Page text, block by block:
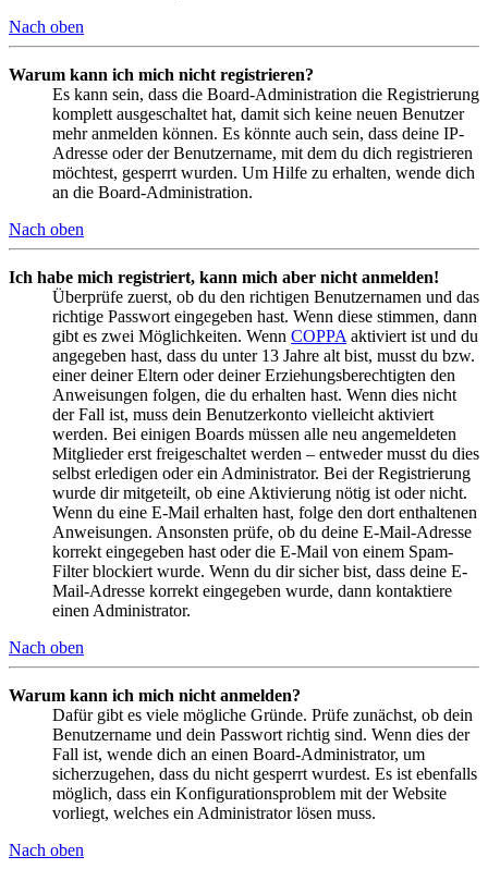
Nach oben
Warum kann ich mich nicht registrieren?
Es kann sein, dass die Board-Administration die Registrierung
komplett ausgeschaltet hat, damit sich keine neuen Benutzer
mehr anmelden können. Es könnte auch sein, dass deine IP-
Adresse oder der Benutzername, mit dem du dich registrieren
möchtest, gesperrt wurden. Um Hilfe zu erhalten, wende dich
an die Board-Administration.
Nach oben
Ich habe mich registriert, kann mich aber nicht anmelden!
Überprüfe zuerst, ob du den richtigen Benutzernamen und das
richtige Passwort eingegeben hast. Wenn diese stimmen, dann
gibt es zwei Möglichkeiten. Wenn COPPA aktiviert ist und du
angegeben hast, dass du unter 13 Jahre alt bist, musst du bzw.
einer deiner Eltern oder deiner Erziehungsberechtigten den
Anweisungen folgen, die du erhalten hast. Wenn dies nicht
der Fall ist, muss dein Benutzerkonto vielleicht aktiviert
werden. Bei einigen Boards müssen alle neu angemeldeten
Mitglieder erst freigeschaltet werden – entweder musst du dies
selbst erledigen oder ein Administrator. Bei der Registrierung
wurde dir mitgeteilt, ob eine Aktivierung nötig ist oder nicht.
Wenn du eine E-Mail erhalten hast, folge den dort enthaltenen
Anweisungen. Ansonsten prüfe, ob du deine E-Mail-Adresse
korrekt eingegeben hast oder die E-Mail von einem Spam-
Filter blockiert wurde. Wenn du dir sicher bist, dass deine E-
Mail-Adresse korrekt eingegeben wurde, dann kontaktiere
einen Administrator.
Nach oben
Warum kann ich mich nicht anmelden?
Dafür gibt es viele mögliche Gründe. Prüfe zunächst, ob dein
Benutzername und dein Passwort richtig sind. Wenn dies der
Fall ist, wende dich an einen Board-Administrator, um
sicherzugehen, dass du nicht gesperrt wurdest. Es ist ebenfalls
möglich, dass ein Konfigurationsproblem mit der Website
vorliegt, welches ein Administrator lösen muss.
Nach oben